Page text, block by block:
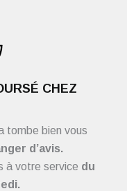
CHEZ
tombe bien vous
d’avis.
à votre service du